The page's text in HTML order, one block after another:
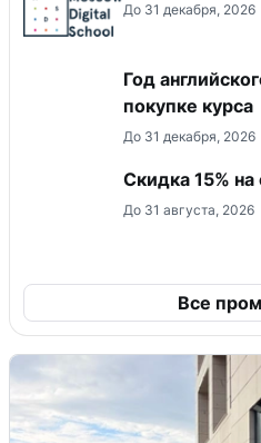
До 31 декабря, 2026
Год
покупке курса
До 31 декабря, 2026
Скидка 15%
До 31 августа, 2026
Все